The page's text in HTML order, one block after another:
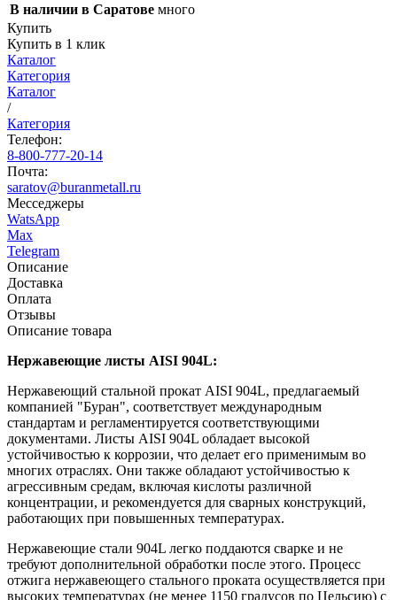
В наличии в Саратове много
Купить
Купить в 1 клик
Каталог
Категория
Каталог
/
Категория
Телефон:
8-800-777-20-14
Почта:
saratov@buranmetall.ru
Месседжеры
WatsApp
Max
Telegram
Описание
Доставка
Оплата
Отзывы
Описание товара
Нержавеющие листы AISI 904L:
Нержавеющий стальной прокат AISI 904L, предлагаемый
компанией "Буран", соответствует международным
стандартам и регламентируется соответствующими
документами. Листы AISI 904L обладает высокой
устойчивостью к коррозии, что делает его применимым во
многих отраслях. Они также обладают устойчивостью к
агрессивным средам, включая кислоты различной
концентрации, и рекомендуется для сварных конструкций,
работающих при повышенных температурах.
Нержавеющие стали 904L легко поддаются сварке и не
требуют дополнительной обработки после этого. Процесс
отжига нержавеющего стального проката осуществляется при
высоких температурах (не менее 1150 градусов по Цельсию) с